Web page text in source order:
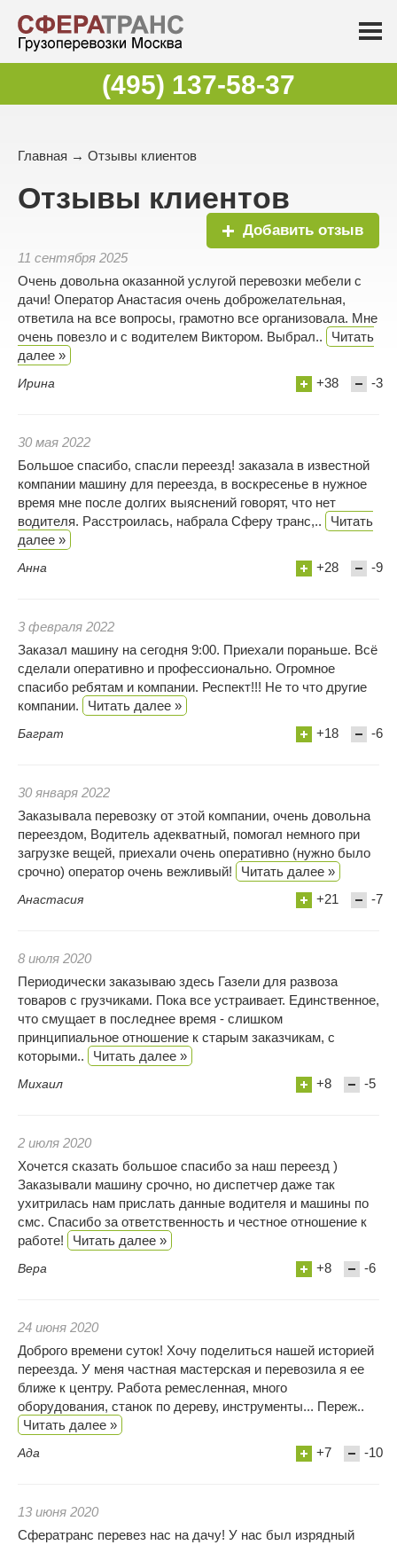
(495) 137-58-37
Главная → Отзывы клиентов
Отзывы клиентов
Добавить отзыв
11 сентября 2025
Очень довольна оказанной услугой перевозки мебели с
дачи! Оператор Анастасия очень доброжелательная,
ответила на все вопросы, грамотно все организовала. Мне
очень повезло и с водителем Виктором. Выбрал..
Читать
далее »
Ирина +38 -3
30 мая 2022
Большое спасибо, спасли переезд! заказала в известной
компании машину для переезда, в воскресенье в нужное
время мне после долгих выяснений говорят, что нет
водителя. Расстроилась, набрала Сферу транс,..
Читать
далее »
Анна +28 -9
3 февраля 2022
Заказал машину на сегодня 9:00. Приехали пораньше. Всё
сделали оперативно и профессионально. Огромное
спасибо ребятам и компании. Респект!!! Не то что другие
компании.
Читать далее »
Баграт +18 -6
30 января 2022
Заказывала перевозку от этой компании, очень довольна
переездом, Водитель адекватный, помогал немного при
загрузке вещей, приехали очень оперативно (нужно было
срочно) оператор очень вежливый!
Читать далее »
Анастасия +21 -7
8 июля 2020
Периодически заказываю здесь Газели для развоза
товаров с грузчиками. Пока все устраивает. Единственное,
что смущает в последнее время - слишком
принципиальное отношение к старым заказчикам, с
которыми..
Читать далее »
Михаил +8 -5
2 июля 2020
Хочется сказать большое спасибо за наш переезд )
Заказывали машину срочно, но диспетчер даже так
ухитрилась нам прислать данные водителя и машины по
смс. Спасибо за ответственность и честное отношение к
работе!
Читать далее »
Вера +8 -6
24 июня 2020
Доброго времени суток! Хочу поделиться нашей историей
переезда. У меня частная мастерская и перевозила я ее
ближе к центру. Работа ремесленная, много
оборудования, станок по дереву, инструменты... Переж..
Читать далее »
Ада +7 -10
13 июня 2020
Сфератранс перевез нас на дачу! У нас был изрядный